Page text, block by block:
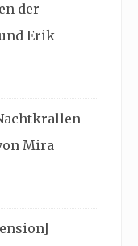
der
Erik
Mira